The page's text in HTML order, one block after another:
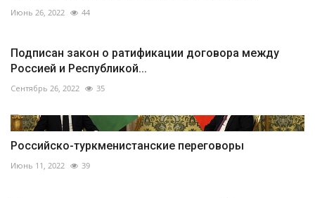
Июнь 26, 2022 44
Подписан закон о ратификации договора между
Россией и Республикой...
Сентябрь 26, 2022 35
Российско-туркменистанские переговоры
Июнь 11, 2022 39